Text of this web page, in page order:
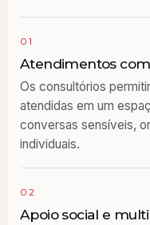
01
Atendimentos
Os consultórios
atendidas em um
conversas sensíveis,
individuais.
02
Apoio social e